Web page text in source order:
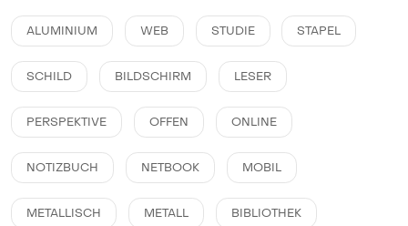
ALUMINIUM WEB STUDIE STAPEL
SCHILD BILDSCHIRM LESER
PERSPEKTIVE OFFEN ONLINE
NOTIZBUCH NETBOOK MOBIL
METALLISCH METALL BIBLIOTHEK